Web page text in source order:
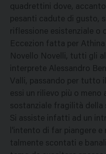
quadrettini dove,
pesanti cadute di gusto,
riflessione esistenziale o
Eccezion fatta per
Novello Novelli, tutti gli
interprete Alessandro
Valli, passando per tutto
essi un rilievo più o
sostanziale fragilità della
Si assiste infatti ad un
l'intento di far piangere e
talmente scontati e